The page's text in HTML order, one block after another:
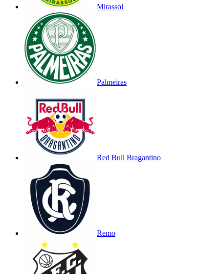
Mirassol
Palmeiras
Red Bull Bragantino
Remo